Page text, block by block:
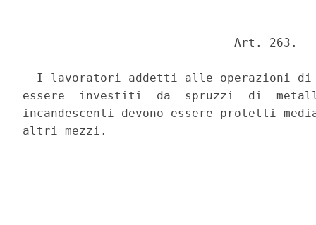
                              Art. 263.
I lavoratori addetti alle operazioni
essere  investiti  da  spruzzi  di
incandescenti devono essere protetti